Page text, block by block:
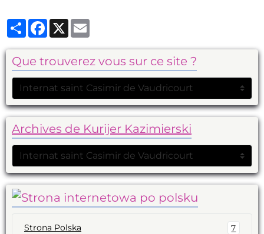
PartagerFacebook
X
Que trouverez vous sur ce site ?
Archives de Kurijer Kazimierski
Strona Polska 7